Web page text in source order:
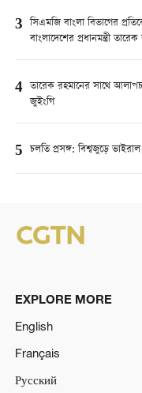
3 সিএমজি বাংলা বিভাগের
বাংলাদেশের প্রধানমন্ত্রী
4 তারেক রহমানের সাথে
জুইংগি
5 চলতি প্রসঙ্গ: বিশ্বজুড়ে ভাইরাল
EXPLORE MORE
English
Français
Русский